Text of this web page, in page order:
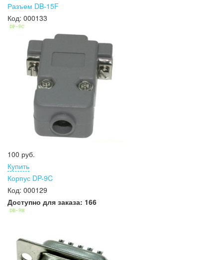
Разъем DB-15F
Код: 000133
100 руб.
Купить
Корпус DP-9C
Код: 000129
Доступно для заказа: 166